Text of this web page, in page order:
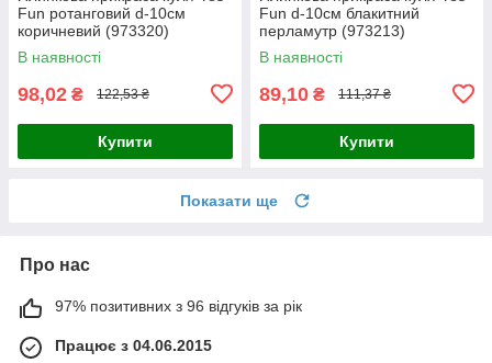
Fun ротанговий d-10см
коричневий (973320)
В наявності
98,02 ₴ 122,53 ₴
Купити
Fun d-10см блакитний
перламутр (973213)
В наявності
89,10 ₴ 111,37 ₴
Купити
Показати ще
Про нас
97% позитивних з 96 відгуків за рік
Працює з 04.06.2015